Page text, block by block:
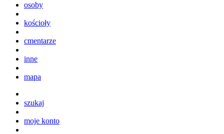
osoby
kościoły
cmentarze
inne
mapa
szukaj
moje konto